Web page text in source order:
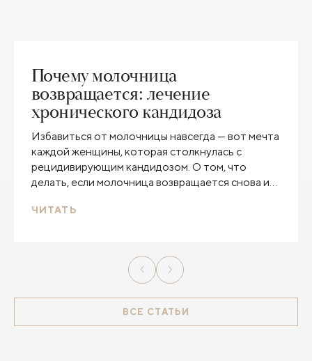
Почему молочница
возвращается: лечение
хронического кандидоза
Избавиться от молочницы навсегда — вот мечта
каждой женщины, которая столкнулась с
рецидивирующим кандидозом. О том, что
делать, если молочница возвращается снова и
Клиники Пирогова Мариной Фридриховной
ЧИТАТЬ
ВСЕ СТАТЬИ